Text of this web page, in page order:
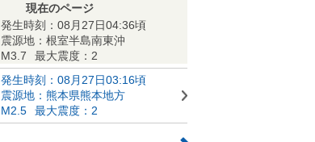
現在のページ
発生時刻：08月27日04:36頃
震源地：根室半島南東沖
M3.7
最大震度：2
発生時刻：08月27日03:16頃
震源地：熊本県熊本地方
M2.5
最大震度：2